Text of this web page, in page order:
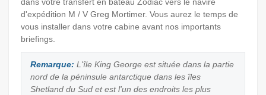
dans votre transfert en bateau Zodiac vers le navire
d'expédition M / V Greg Mortimer. Vous aurez le temps de
vous installer dans votre cabine avant nos importants
briefings.
Remarque: L'île King George est située dans la partie
nord de la péninsule antarctique dans les îles
Shetland du Sud et est l'un des endroits les plus